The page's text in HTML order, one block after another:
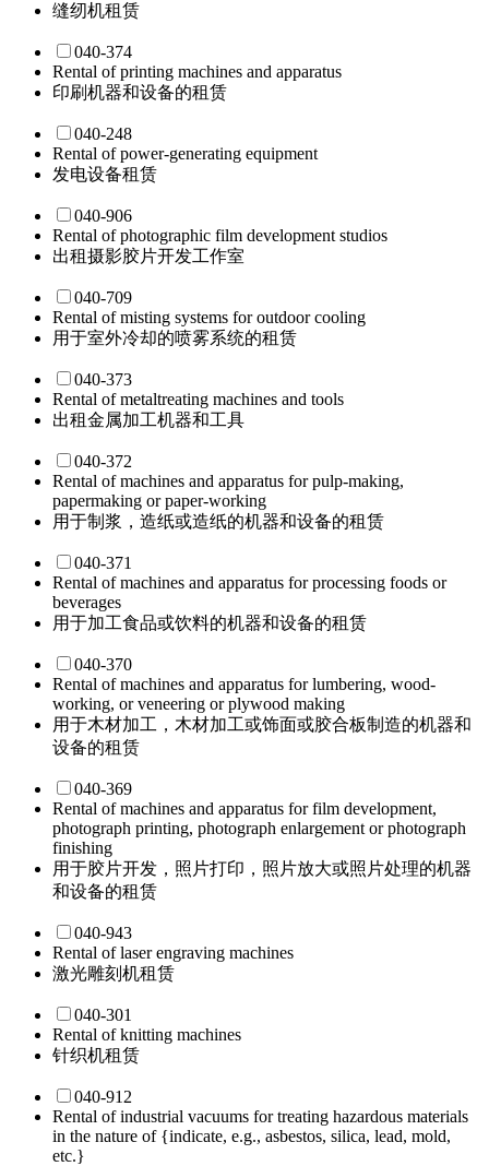
缝纫机租赁
040-374
Rental of printing machines and apparatus
印刷机器和设备的租赁
040-248
Rental of power-generating equipment
发电设备租赁
040-906
Rental of photographic film development studios
出租摄影胶片开发工作室
040-709
Rental of misting systems for outdoor cooling
用于室外冷却的喷雾系统的租赁
040-373
Rental of metaltreating machines and tools
出租金属加工机器和工具
040-372
Rental of machines and apparatus for pulp-making,
papermaking or paper-working
用于制浆，造纸或造纸的机器和设备的租赁
040-371
Rental of machines and apparatus for processing foods or
beverages
用于加工食品或饮料的机器和设备的租赁
040-370
Rental of machines and apparatus for lumbering, wood-
working, or veneering or plywood making
用于木材加工，木材加工或饰面或胶合板制造的机器和
设备的租赁
040-369
Rental of machines and apparatus for film development,
photograph printing, photograph enlargement or photograph
finishing
用于胶片开发，照片打印，照片放大或照片处理的机器
和设备的租赁
040-943
Rental of laser engraving machines
激光雕刻机租赁
040-301
Rental of knitting machines
针织机租赁
040-912
Rental of industrial vacuums for treating hazardous materials
in the nature of {indicate, e.g., asbestos, silica, lead, mold,
etc.}